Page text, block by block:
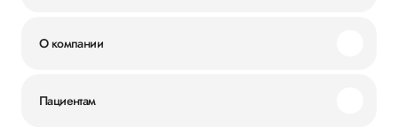
О компании
Пациентам